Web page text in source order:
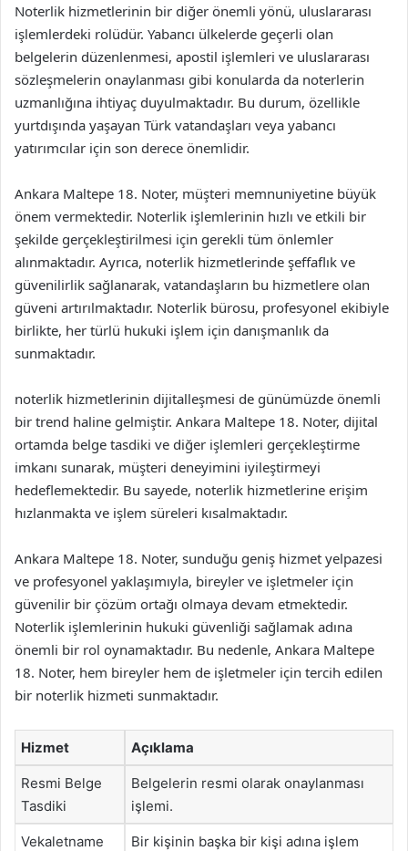
Noterlik hizmetlerinin bir diğer önemli yönü, uluslararası
işlemlerdeki rolüdür. Yabancı ülkelerde geçerli olan
belgelerin düzenlenmesi, apostil işlemleri ve uluslararası
sözleşmelerin onaylanması gibi konularda da noterlerin
uzmanlığına ihtiyaç duyulmaktadır. Bu durum, özellikle
yurtdışında yaşayan Türk vatandaşları veya yabancı
yatırımcılar için son derece önemlidir.
Ankara Maltepe 18. Noter, müşteri memnuniyetine büyük
önem vermektedir. Noterlik işlemlerinin hızlı ve etkili bir
şekilde gerçekleştirilmesi için gerekli tüm önlemler
alınmaktadır. Ayrıca, noterlik hizmetlerinde şeffaflık ve
güvenilirlik sağlanarak, vatandaşların bu hizmetlere olan
güveni artırılmaktadır. Noterlik bürosu, profesyonel ekibiyle
birlikte, her türlü hukuki işlem için danışmanlık da
sunmaktadır.
noterlik hizmetlerinin dijitalleşmesi de günümüzde önemli
bir trend haline gelmiştir. Ankara Maltepe 18. Noter, dijital
ortamda belge tasdiki ve diğer işlemleri gerçekleştirme
imkanı sunarak, müşteri deneyimini iyileştirmeyi
hedeflemektedir. Bu sayede, noterlik hizmetlerine erişim
hızlanmakta ve işlem süreleri kısalmaktadır.
Ankara Maltepe 18. Noter, sunduğu geniş hizmet yelpazesi
ve profesyonel yaklaşımıyla, bireyler ve işletmeler için
güvenilir bir çözüm ortağı olmaya devam etmektedir.
Noterlik işlemlerinin hukuki güvenliği sağlamak adına
önemli bir rol oynamaktadır. Bu nedenle, Ankara Maltepe
18. Noter, hem bireyler hem de işletmeler için tercih edilen
bir noterlik hizmeti sunmaktadır.
Hizmet Açıklama
Resmi Belge
Tasdiki
Belgelerin resmi olarak onaylanması
işlemi.
Vekaletname
Bir kişinin başka bir kişi adına işlem